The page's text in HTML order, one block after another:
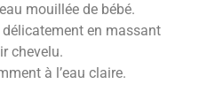
mouillée de bébé.
délicatement en massant
chevelu.
à l’eau claire.